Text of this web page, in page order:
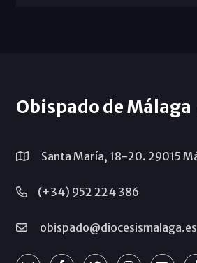
Obispado de Málaga
Santa María, 18-20. 29015
(+34) 952 224 386
obispado@diocesismalaga.es